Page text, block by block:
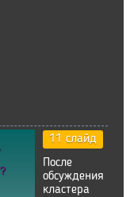
11 слайд
После
обсуждения
кластера